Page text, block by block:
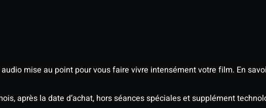
mise au point pour vous faire vivre intensément votre film. En
après la date d’achat, hors séances spéciales et supplément